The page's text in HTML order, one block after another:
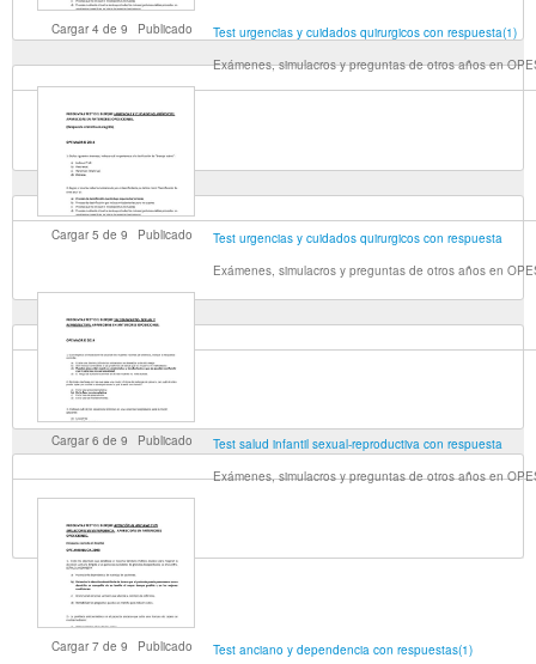
Test urgencias y cuidados quirurgicos con respuesta(1)
Exámenes, simulacros y preguntas de otros años en
Cargar4 de 9 Publicado
Test urgencias y cuidados quirurgicos con respuesta
Exámenes, simulacros y preguntas de otros años en
Cargar5 de 9 Publicado
Test salud infantil sexual-reproductiva con respuesta
Exámenes, simulacros y preguntas de otros años en
Cargar 6 de 9 Publicado
Test anciano y dependencia con respuestas(1)
Cargar7 de 9 Publicado